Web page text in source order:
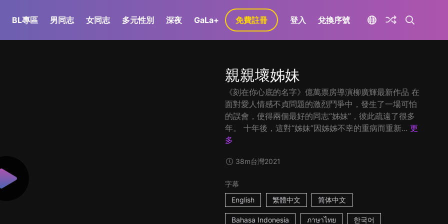
BL專區 男同志 女同志 多元性別 深夜 GaLa+ 免費註冊 登入 兌換序號
親親壞姊妹
《刻在你心底的名字》億萬票房導演柳廣輝最新作品 在
面對愛人情感不貞問題的激烈鬥爭中，發生了一場可怕
的誤會，使得兩個最好的同志“姊妹”，彼此疏遠了很多
年。 十年後，這對“姊妹”因姊姊不幸的重病而重新... 更
多
38m台灣2021
字幕
English
繁體中文 简体中文
Bahasa Indonesia ภาษาไทย 한국어